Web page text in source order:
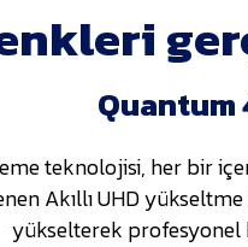
Quantum
teknolojisi, her bir
Akıllı UHD
yükselterek profesyonel